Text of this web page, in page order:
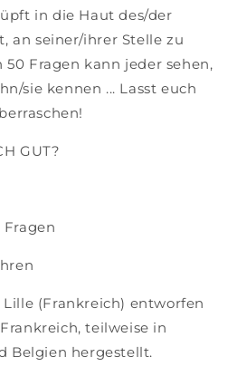
in die Haut des/der
an seiner/ihrer Stelle zu
Fragen kann jeder sehen,
sie kennen ... Lasst euch
GUT?
(Frankreich) entworfen
teilweise in
Belgien hergestellt.